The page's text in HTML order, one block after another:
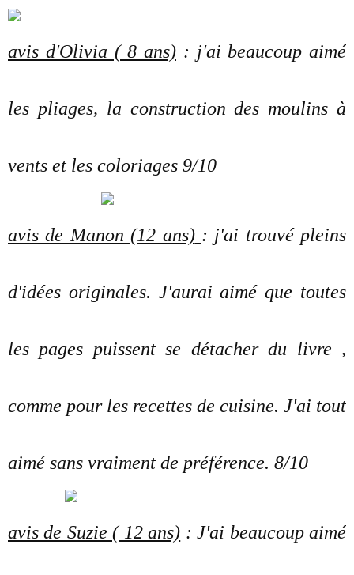
avis d'Olivia ( 8 ans) : j'ai beaucoup aimé
les pliages, la construction des moulins à
vents et les coloriages 9/10
avis de Manon (12 ans) : j'ai trouvé pleins
d'idées originales. J'aurai aimé que toutes
les pages puissent se détacher du livre ,
comme pour les recettes de cuisine. J'ai tout
aimé sans vraiment de préférence. 8/10
avis de Suzie ( 12 ans) : J'ai beaucoup aimé